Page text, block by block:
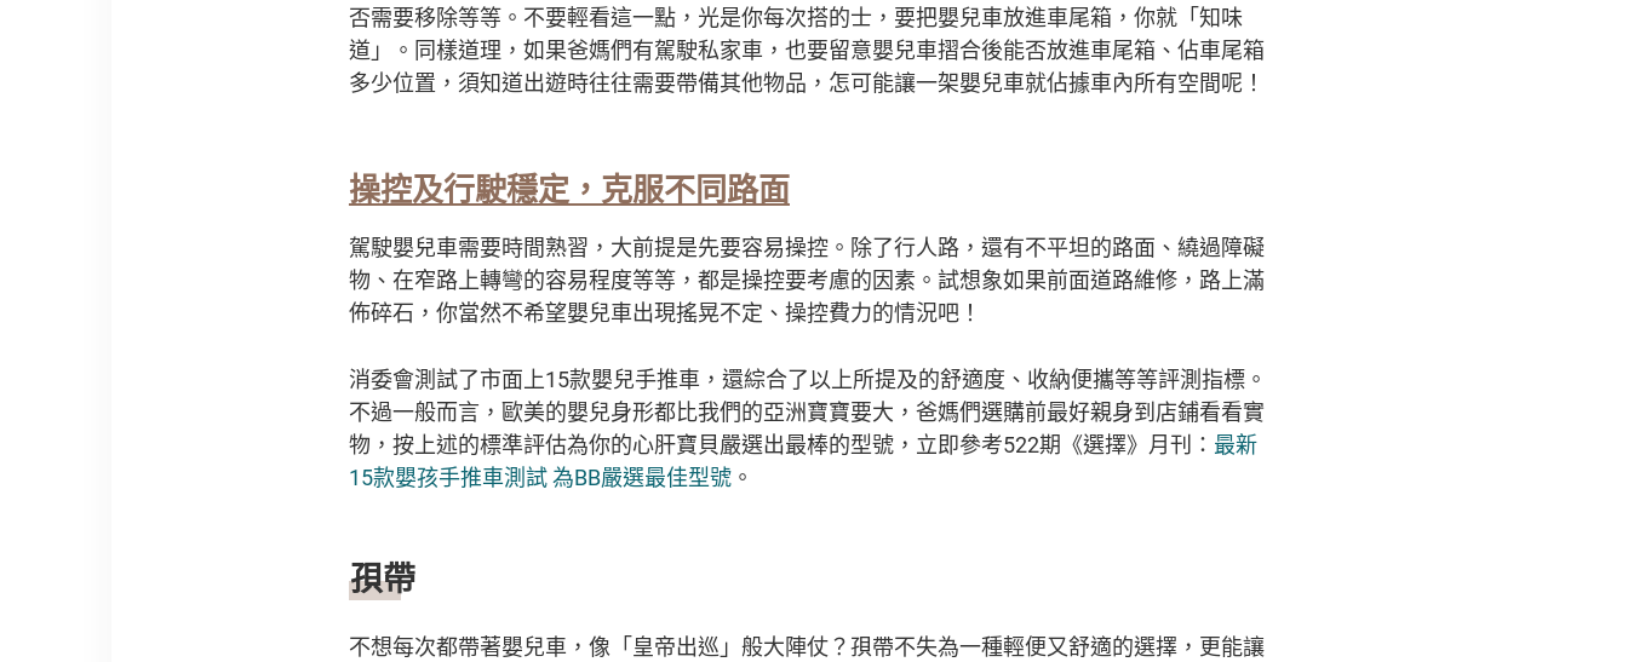
否需要移除等等。不要輕看這一點，光是你每次搭的士，要把嬰兒車放進車尾箱，你就「知味
道」。同樣道理，如果爸媽們有駕駛私家車，也要留意嬰兒車摺合後能否放進車尾箱、佔車尾箱
多少位置，須知道出遊時往往需要帶備其他物品，怎可能讓一架嬰兒車就佔據車內所有空間呢！
操控及行駛穩定，克服不同路面
駕駛嬰兒車需要時間熟習，大前提是先要容易操控。除了行人路，還有不平坦的路面、繞過障礙
物、在窄路上轉彎的容易程度等等，都是操控要考慮的因素。試想象如果前面道路維修，路上滿
佈碎石，你當然不希望嬰兒車出現搖晃不定、操控費力的情況吧！
消委會測試了市面上15款嬰兒手推車，還綜合了以上所提及的舒適度、收納便攜等等評測指標。
不過一般而言，歐美的嬰兒身形都比我們的亞洲寶寶要大，爸媽們選購前最好親身到店鋪看看實
物，按上述的標準評估為你的心肝寶貝嚴選出最棒的型號，立即參考522期《選擇》月刊： 最新
15款嬰孩手推車測試 為BB嚴選最佳型號。
孭帶
不想每次都帶著嬰兒車，像「皇帝出巡」般大陣仗？孭帶不失為一種輕便又舒適的選擇，更能讓